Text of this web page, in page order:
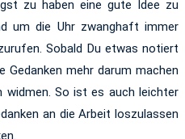
zu haben eine gute Idee zu
um die Uhr zwanghaft immer
Sobald Du etwas notiert
Gedanken mehr darum machen
widmen. So ist es auch leichter
an die Arbeit loszulassen